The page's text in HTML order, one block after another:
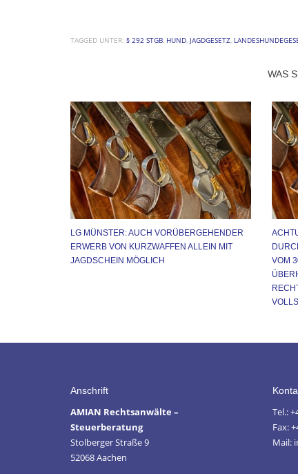
TAGGED UNTER: § 292 STGB, HUND, JAGDGESETZ,
WAS
LG MÜNSTER: AUCH VORÜBERGEHENDER
ERWERB VON KURZWAFFEN ALLEIN MIT
JAGDSCHEIN MÖGLICH
VOM
Anschrift
AMIAN Rechtsanwälte –
Steuerberatung
Stolberger Straße 9
52068 Aachen
Tel.:
Fax:
Mail: